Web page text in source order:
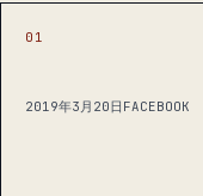
01
2019年3月20日 FACEBOOK